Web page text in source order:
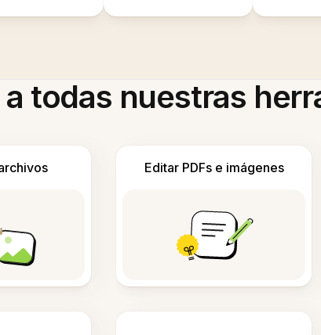
todas nuestras
Editar PDFs e imágenes